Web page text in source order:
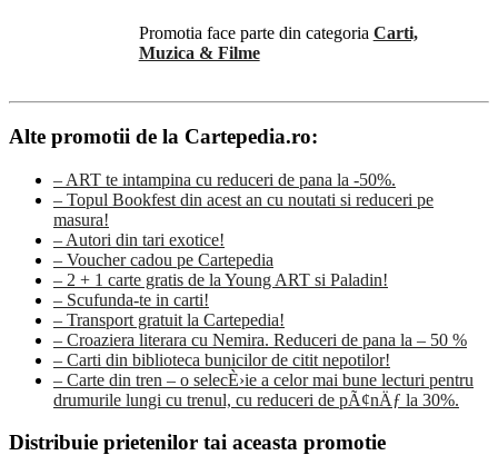
Promotia face parte din categoria Carti,
Muzica & Filme
Alte promotii de la Cartepedia.ro:
– ART te intampina cu reduceri de pana la -50%.
– Topul Bookfest din acest an cu noutati si reduceri pe
masura!
– Autori din tari exotice!
– Voucher cadou pe Cartepedia
– 2 + 1 carte gratis de la Young ART si Paladin!
– Scufunda-te in carti!
– Transport gratuit la Cartepedia!
– Croaziera literara cu Nemira. Reduceri de pana la – 50 %
– Carti din biblioteca bunicilor de citit nepotilor!
– Carte din tren – o selecÈ›ie a celor mai bune lecturi pentru
drumurile lungi cu trenul, cu reduceri de pÃ¢nÄƒ la 30%.
Distribuie prietenilor tai aceasta promotie